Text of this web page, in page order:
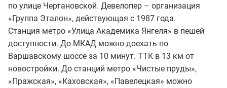
по улице Чертановской. Девелопер – организация
«Группа Эталон», действующая с 1987 года.
Станция метро «Улица Академика Янгеля» в пешей
доступности. До МКАД можно доехать по
Варшавскому шоссе за 10 минут. ТТК в 13 км от
новостройки. До станций метро «Чистые пруды»,
«Пражская», «Каховская», «Павелецкая» можно